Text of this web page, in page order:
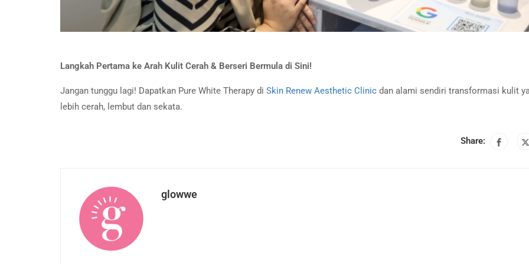
Langkah Pertama ke Arah Kulit Cerah & Berseri Bermula di Sini!
Jangan tunggu lagi! Dapatkan Pure White Therapy di Skin Renew Aesthetic Clinic dan alami sendiri transformasi kulit
lebih cerah, lembut dan sekata.
Share:
glowwe